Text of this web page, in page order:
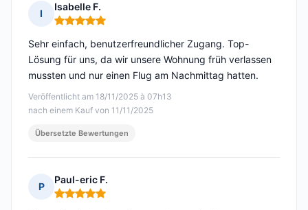
I
Isabelle F.
Hinweis: 5 von 5
Veröffentlicht am 18/11/2025 à 07h13
nach einem Kauf von 11/11/2025
Sehr einfach, benutzerfreundlicher Zugang. Top-
Lösung für uns, da wir unsere Wohnung früh verlassen
mussten und nur einen Flug am Nachmittag hatten.
Übersetzte Bewertungen
P
Paul-eric F.
Hinweis: 5 von 5